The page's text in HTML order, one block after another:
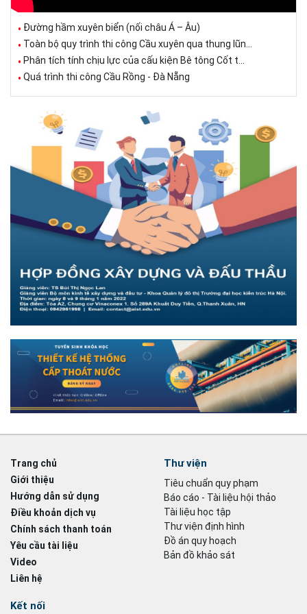
Đường hầm xuyên biển (nối châu Á – Âu)
Toàn bộ quy trình thi công Cầu xuyên qua thung lũn...
Phân tích tính chịu lực của cấu kiện Bê tông Cốt t...
Quá trình thi công Cầu Rồng - Đà Nẵng
Trang chủ
Giới thiệu
Hướng dẫn sử dụng
Điều khoản dịch vụ
Chính sách thanh toán
Yêu cầu tài liệu
Video
Liên hệ
Thư viện
Tiêu chuẩn quy phạm
Báo cáo - Tài liệu hội thảo
Tài liệu học tập
Thư viện định hình
Đồ án quy hoạch
Bản đồ khảo sát
Kết nối